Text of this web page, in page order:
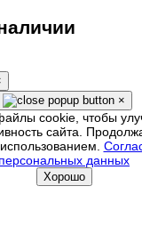
×
cookie, чтобы
сайта.
персональных данных
Хорошо